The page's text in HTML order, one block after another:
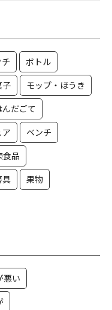
ボトル
子
モップ・ほうき
んだごて
ア
ベンチ
食品
具
果物
悪い